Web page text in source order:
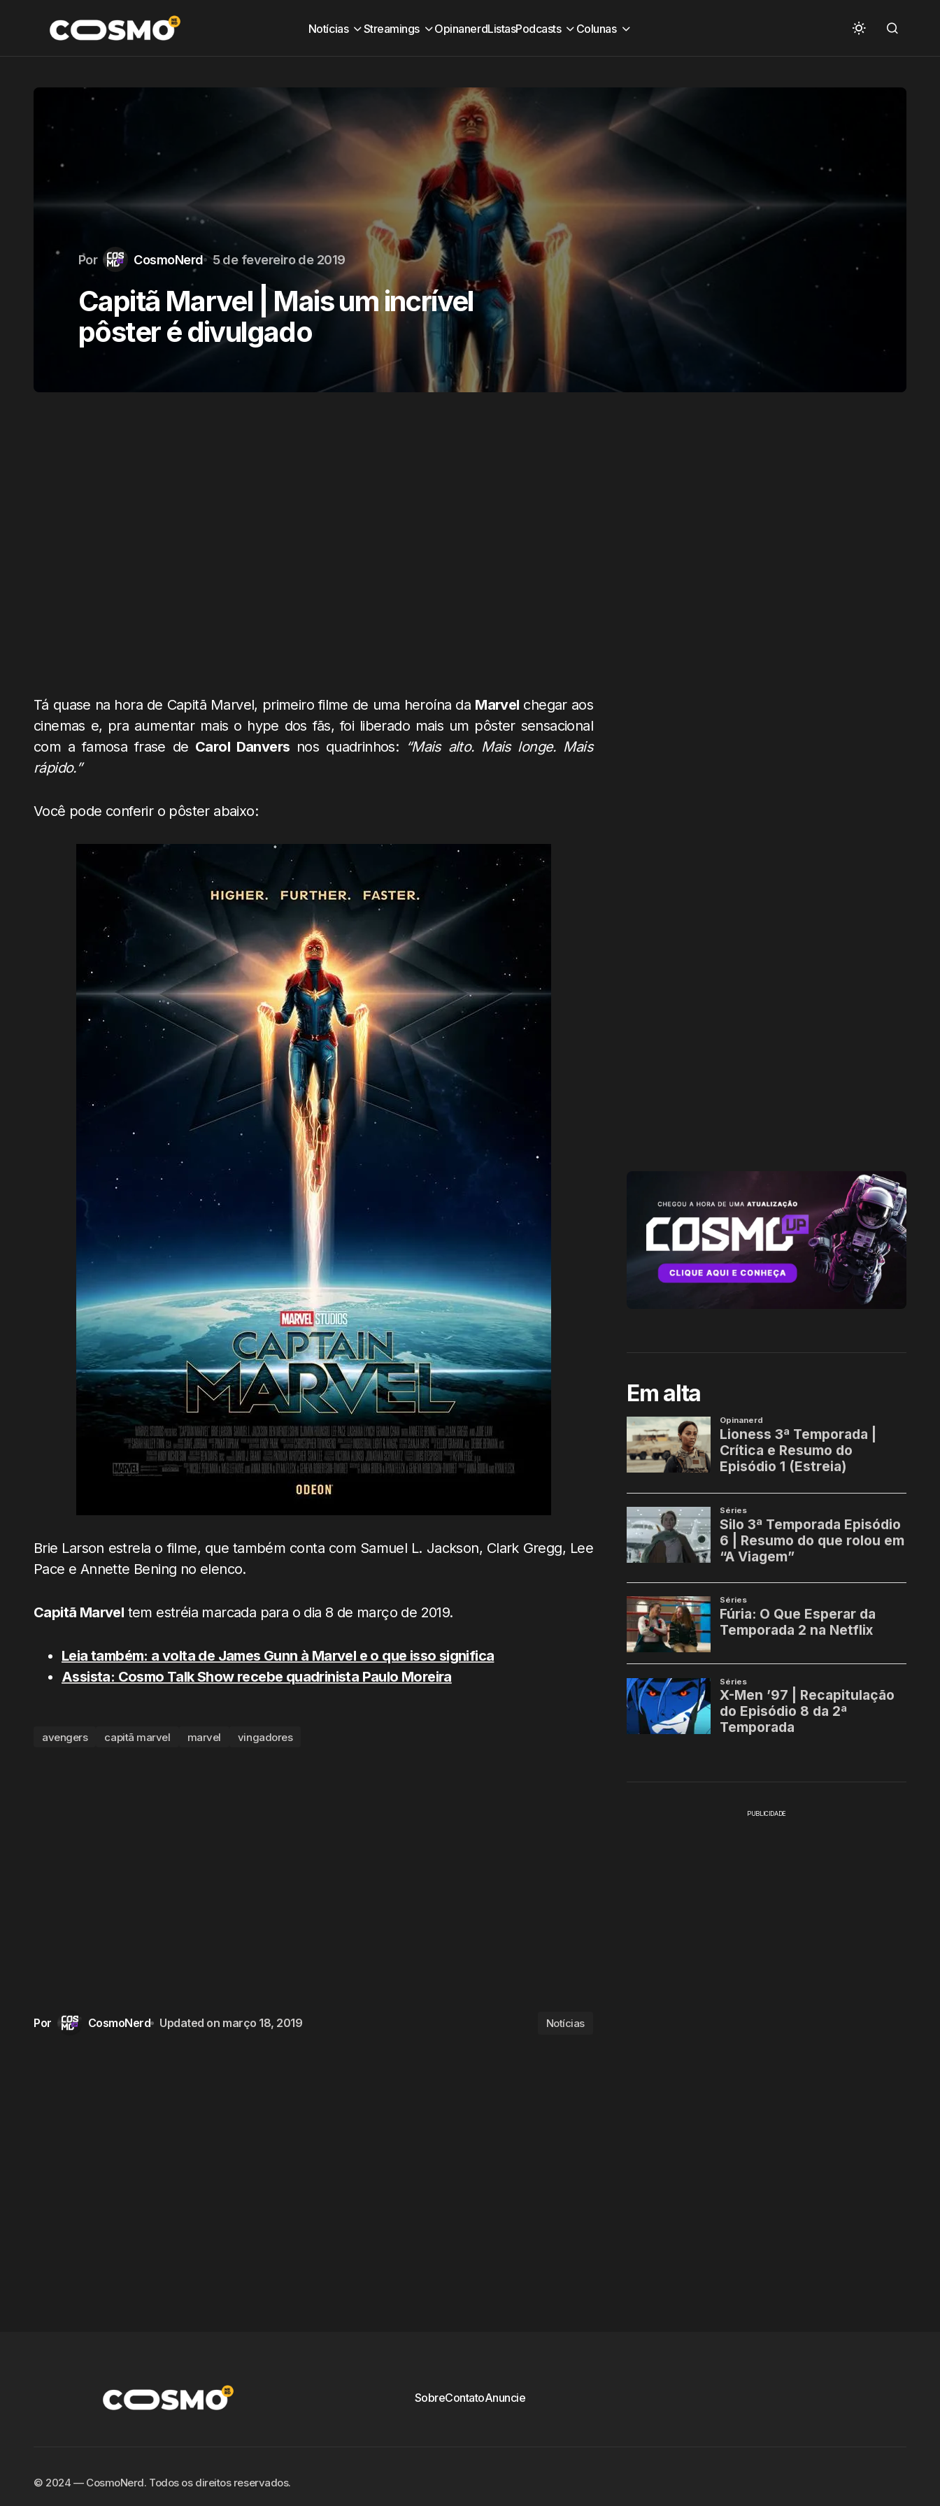
Notícias Streamings OpinanerdListasPodcasts Colunas
Por CosmoNerd 5 de fevereiro de 2019
Capitã Marvel | Mais um incrível
pôster é divulgado
Tá quase na hora de Capitã Marvel, primeiro filme de uma heroína da Marvel chegar aos
cinemas e, pra aumentar mais o hype dos fãs, foi liberado mais um pôster sensacional
com a famosa frase de Carol Danvers nos quadrinhos: “Mais alto. Mais longe. Mais
rápido.”
Você pode conferir o pôster abaixo:
Brie Larson estrela o filme, que também conta com Samuel L. Jackson, Clark Gregg, Lee
Pace e Annette Bening no elenco.
Capitã Marvel tem estréia marcada para o dia 8 de março de 2019.
Leia também: a volta de James Gunn à Marvel e o que isso significa
Assista: Cosmo Talk Show recebe quadrinista Paulo Moreira
avengers capitã marvel marvel vingadores
Por CosmoNerd Updated on março 18, 2019 Notícias
Em alta
PUBLICIDADE
SobreContatoAnuncie
©️ 2024 — CosmoNerd. Todos os direitos reservados.